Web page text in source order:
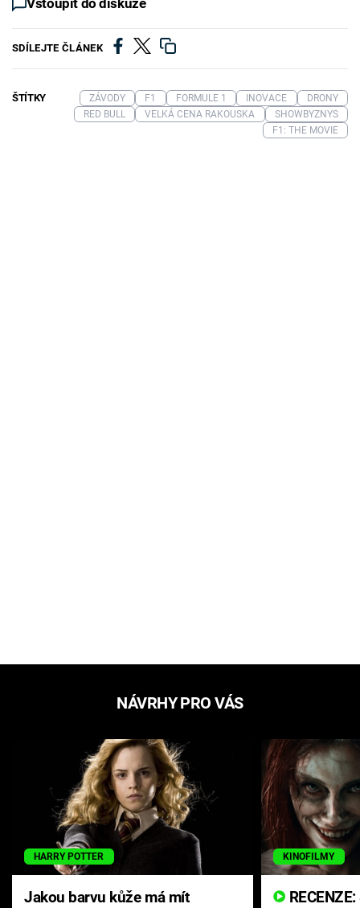
Vstoupit do diskuze
SDÍLEJTE ČLÁNEK
ŠTÍTKY ZÁVODY F1 FORMULE 1 INOVACE
DRONY
RED BULL
VELKÁ CENA RAKOUSKA
SHOWBYZNYS
F1: THE MOVIE
NÁVRHY PRO VÁS
HARRY POTTER
Jakou barvu kůže má mít
KINOFILMY